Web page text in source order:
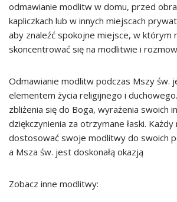
odmawianie modlitw w domu, przed
kapliczkach lub w innych miejscach
aby znaleźć spokojne miejsce, w którym
skoncentrować się na modlitwie i
Odmawianie modlitw podczas Mszy św.
elementem życia religijnego i
zbliżenia się do Boga, wyrażenia swoich
dziękczynienia za otrzymane łaski.
dostosować swoje modlitwy do swoich
a Msza św. jest doskonałą okazją
Zobacz inne modlitwy: